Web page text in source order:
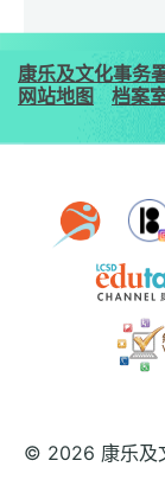
康乐及文化事务
网站地图
档案
© 2026 康乐及